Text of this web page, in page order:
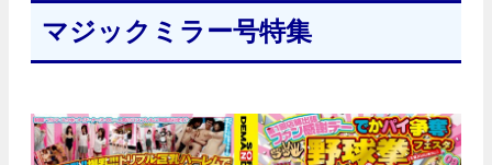
マジックミラー号特集